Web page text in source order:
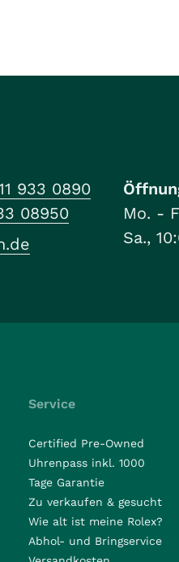
933 0890
08950
Mo. -
Sa.,
Service
Certified Pre-Owned
Uhrenpass inkl. 1000
Tage Garantie
Zu verkaufen & gesucht
Wie alt ist meine Rolex?
Abhol- und Bringservice